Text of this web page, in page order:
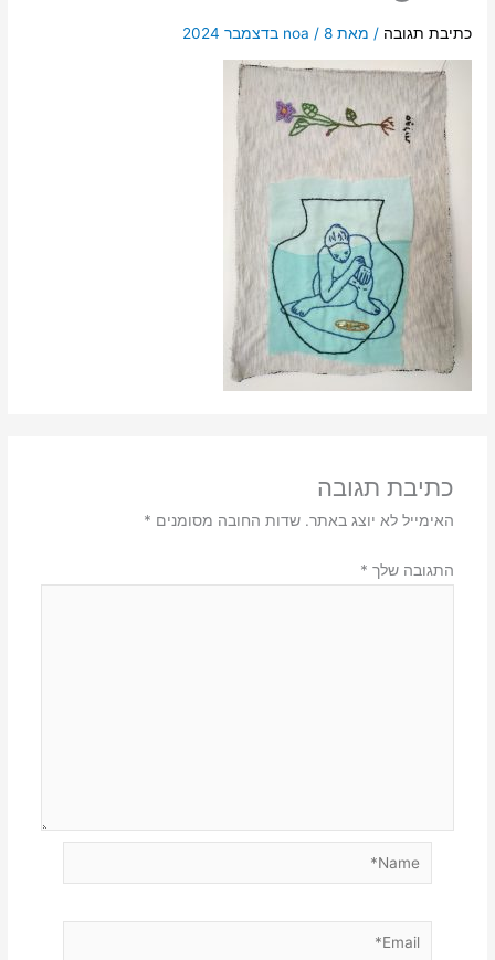
כתיבת תגובה / מאת noa / 8 בדצמבר 2024
כתיבת תגובה
האימייל לא יוצג באתר. שדות החובה מסומנים *
התגובה שלך *
Email*